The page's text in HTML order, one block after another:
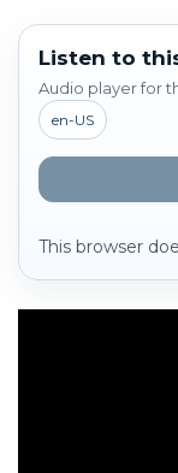
Listen to
Audio player for
en-US
This browser